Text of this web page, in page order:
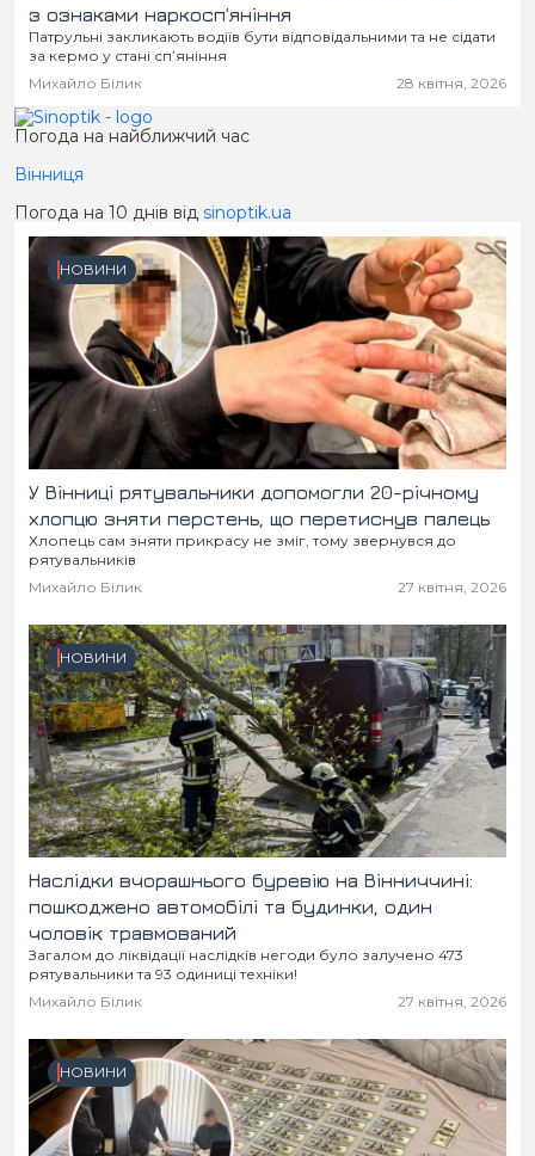
з ознаками наркосп’яніння
Патрульні закликають водіїв бути відповідальними та не сідати
за кермо у стані сп’яніння
Михайло Білик
28 квітня, 2026
Погода на найближчий час
Вінниця
Погода на 10 днів від sinoptik.ua
НОВИНИ
У Вінниці рятувальники допомогли 20-річному
хлопцю зняти перстень, що перетиснув палець
Хлопець сам зняти прикрасу не зміг, тому звернувся до
рятувальників
Михайло Білик
27 квітня, 2026
НОВИНИ
Наслідки вчорашнього буревію на Вінниччині:
пошкоджено автомобілі та будинки, один
чоловік травмований
Загалом до ліквідації наслідків негоди було залучено 473
рятувальники та 93 одиниці техніки!
Михайло Білик
27 квітня, 2026
НОВИНИ